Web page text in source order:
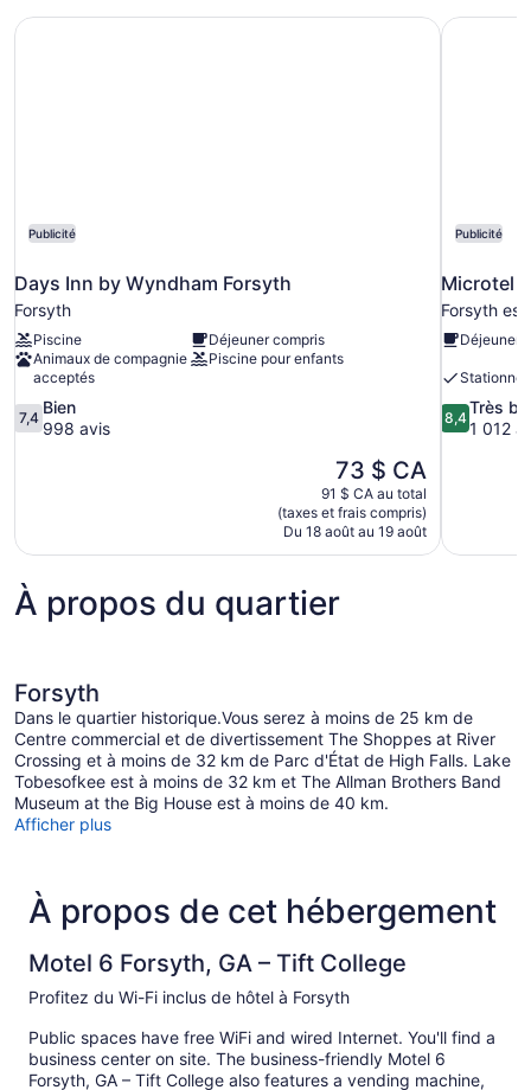
lits
non-
doubles,
Publicité
Days Inn by Wyndham Forsyth
Forsyth
Piscine
Déjeuner compris
Animaux de compagnie
acceptés
Piscine pour enfants
7.4
sur
7,4
Bien
998 avis
Le
prix
est
de
73 $ CA
73 $ CA
91 $ CA au total
(taxes et frais compris)
Du 18 août au 19 août
Days Inn by Wyndham Forsyth
Publicité
Microtel
Forsyth
Déjeuner
8.4
sur
8,4
Très
1 012
Microtel
À propos du quartier
Forsyth
Dans le quartier historique.Vous serez à moins de 25 km de
Centre commercial et de divertissement The Shoppes at River
Crossing et à moins de 32 km de Parc d'État de High Falls. Lake
Tobesofkee est à moins de 32 km et The Allman Brothers Band
Museum at the Big House est à moins de 40 km.
Afficher plus
À propos de cet hébergement
Motel 6 Forsyth, GA – Tift College
Profitez du Wi-Fi inclus de hôtel à Forsyth
Public spaces have free WiFi and wired Internet. You'll find a
business center on site. The business-friendly Motel 6
Forsyth, GA – Tift College also features a vending machine,